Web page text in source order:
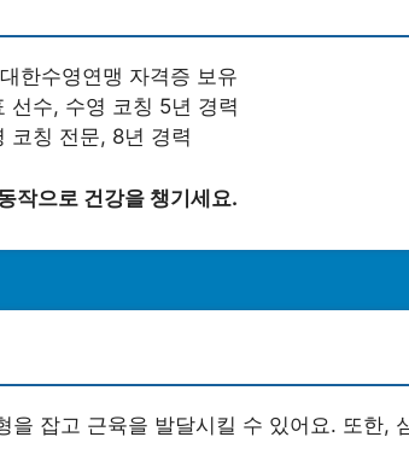
한수영연맹 자격증 보유
선수, 수영 코칭 5년 경력
코칭 전문, 8년 경력
작으로 건강을 챙기세요.
을 잡고 근육을 발달시킬 수 있어요. 또한,